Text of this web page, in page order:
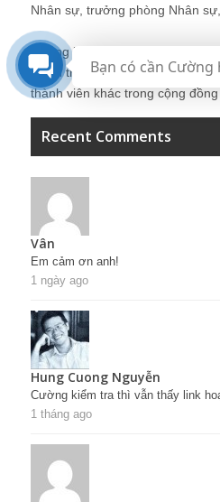
Nhân sự, trưởng phòng Nhân
Những bài viết tại blog được
Quản trị Nhân sự Nguyễn Hùng
thành viên khác trong cộng đồng
Recent Comments
Vân
Em cảm ơn anh!
1 ngày ago
Hung Cuong Nguyễn
Cường kiểm tra thì vẫn thấy link
1 tháng ago
Bạn có cần Cường